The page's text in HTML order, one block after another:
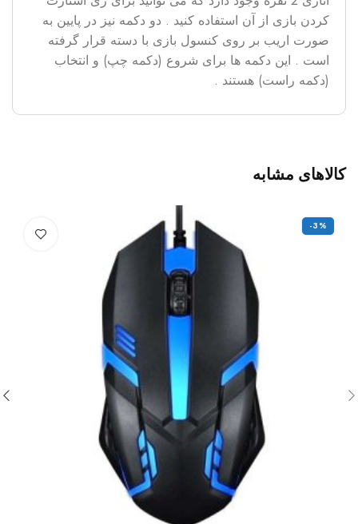
کردن بازی از آن استفاده کنید . دو دکمه نیز در پایین به
صورت اریب بر روی کنسول بازی با دسته قرار گرفته
است . این دکمه ها برای شروع (دکمه چپ) و انتخاب
(دکمه راست) هستند .
کالاهای مشابه
-3%